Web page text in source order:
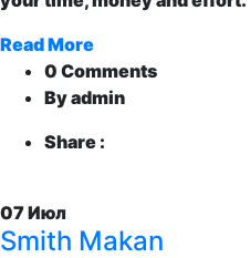
Read More
0 Comments
By admin
Share :
07Июл
Smith Makan